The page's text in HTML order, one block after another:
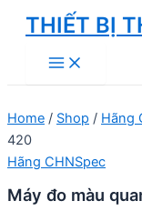
Skip
content
THIẾT BỊ
Main
Menu
Home / Shop / Hãng
420
Hãng CHNSpec
Máy đo màu